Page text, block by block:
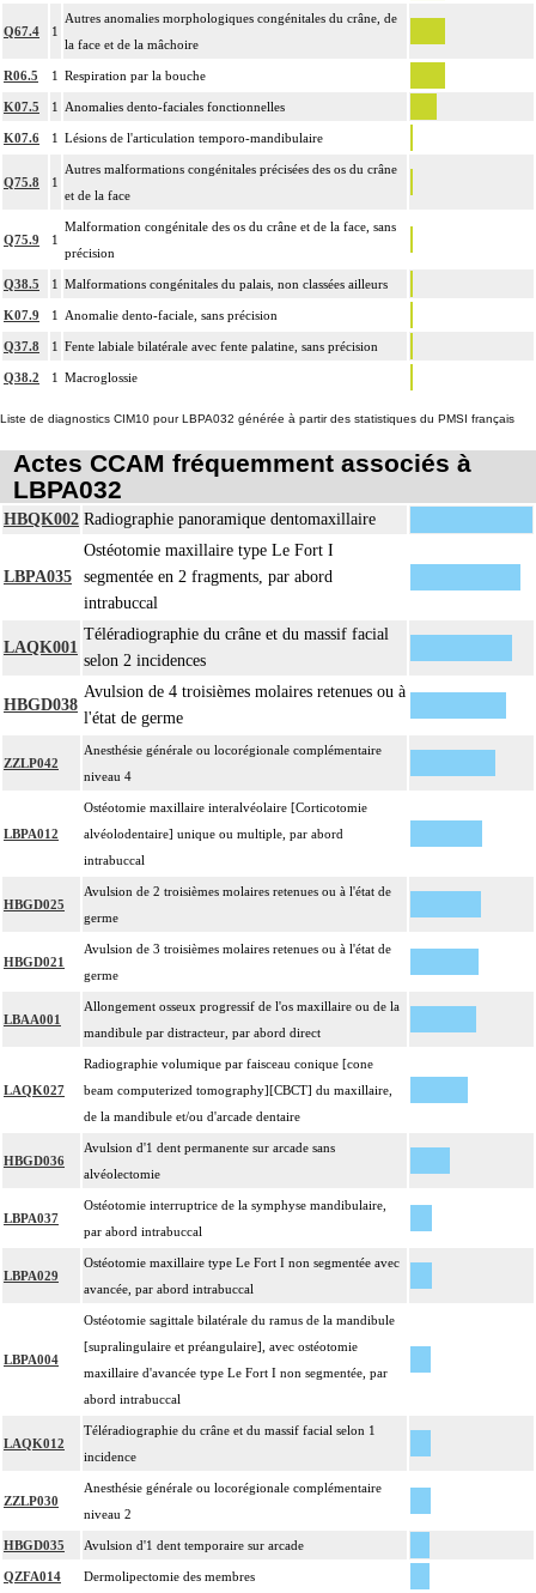
Q67.4 1
Autres anomalies morphologiques congénitales du crâne, de
la face et de la mâchoire
R06.5 1 Respiration par la bouche
K07.5 1 Anomalies dento-faciales fonctionnelles
K07.6 1 Lésions de l'articulation temporo-mandibulaire
Q75.8 1
Autres malformations congénitales précisées des os du crâne
et de la face
Q75.9 1
Malformation congénitale des os du crâne et de la face, sans
précision
Q38.5 1 Malformations congénitales du palais, non classées ailleurs
K07.9 1 Anomalie dento-faciale, sans précision
Q37.8 1 Fente labiale bilatérale avec fente palatine, sans précision
Q38.2 1 Macroglossie
Liste de diagnostics CIM10 pour LBPA032 générée à partir des statistiques du PMSI français
Actes CCAM fréquemment associés à
LBPA032
HBQK002 Radiographie panoramique dentomaxillaire
LBPA035
Ostéotomie maxillaire type Le Fort I
segmentée en 2 fragments, par abord
intrabuccal
LAQK001
Téléradiographie du crâne et du massif facial
selon 2 incidences
HBGD038
Avulsion de 4 troisièmes molaires retenues ou à
l'état de germe
ZZLP042
Anesthésie générale ou locorégionale complémentaire
niveau 4
LBPA012
Ostéotomie maxillaire interalvéolaire [Corticotomie
alvéolodentaire] unique ou multiple, par abord
intrabuccal
HBGD025
Avulsion de 2 troisièmes molaires retenues ou à l'état de
germe
HBGD021
Avulsion de 3 troisièmes molaires retenues ou à l'état de
germe
LBAA001
Allongement osseux progressif de l'os maxillaire ou de la
mandibule par distracteur, par abord direct
LAQK027
Radiographie volumique par faisceau conique [cone
beam computerized tomography][CBCT] du maxillaire,
de la mandibule et/ou d'arcade dentaire
HBGD036
Avulsion d'1 dent permanente sur arcade sans
alvéolectomie
LBPA037
Ostéotomie interruptrice de la symphyse mandibulaire,
par abord intrabuccal
LBPA029
Ostéotomie maxillaire type Le Fort I non segmentée avec
avancée, par abord intrabuccal
LBPA004
Ostéotomie sagittale bilatérale du ramus de la mandibule
[supralingulaire et préangulaire], avec ostéotomie
maxillaire d'avancée type Le Fort I non segmentée, par
abord intrabuccal
LAQK012
Téléradiographie du crâne et du massif facial selon 1
incidence
ZZLP030
Anesthésie générale ou locorégionale complémentaire
niveau 2
HBGD035 Avulsion d'1 dent temporaire sur arcade
QZFA014 Dermolipectomie des membres